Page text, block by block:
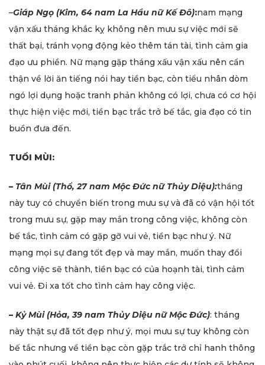
–Giáp Ngọ (Kim, 64 nam La Hầu nữ Kế Đô):nam mạng
vận xấu tháng khắc kỵ không nên mưu sự việc mới sẽ
thất bại, tránh vọng động kẻo thêm tán tài, tình cảm gia
đạo ưu phiền. Nữ mạng gặp tháng xấu vận xấu nên cẩn
thận về lời ăn tiếng nói hay tiền bạc, còn tiểu nhân dòm
ngó lợi dụng hoặc tranh phản không có lợi, chưa có cơ hội
thực hiện việc mới, tiền bạc trắc trở bế tắc, gia đạo có tin
buồn đưa đến.
TUỔI MÙI:
– Tân Mùi (Thổ, 27 nam Mộc Đức nữ Thủy Diệu):tháng
này tuy có chuyển biến trong mưu sự và đã có vận hội tốt
trong mưu sự, gặp may mắn trong công việc, không còn
bế tắc, tình cảm có gặp gỡ vui vẻ, tiền bạc như ý. Nữ
mạng mọi sự đang tốt đẹp và may mắn, muốn thay đổi
công việc sẽ thành, tiền bạc có của hoạnh tài, tình cảm
vui vẻ. Đi xa tốt cho tình cảm hay công việc.
– Kỷ Mùi (Hỏa, 39 nam Thủy Diệu nữ Mộc Đức): tháng
này thật sự đã tốt đẹp như ý, mọi mưu sự tuy không còn
bế tắc nhưng về tiền bạc còn gặp trắc trở chỉ hanh thông